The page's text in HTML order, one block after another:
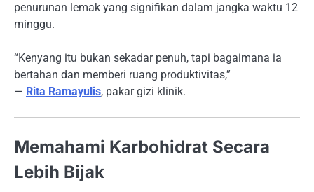
penurunan lemak yang signifikan dalam jangka waktu 12
minggu.
“Kenyang itu bukan sekadar penuh, tapi bagaimana ia
bertahan dan memberi ruang produktivitas,”
— Rita Ramayulis, pakar gizi klinik.
Memahami Karbohidrat Secara
Lebih Bijak